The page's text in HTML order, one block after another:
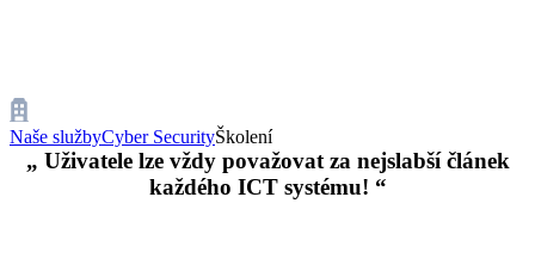
Naše službyCyber SecurityŠkolení
„ Uživatele lze vždy považovat za nejslabší článek
každého ICT systému! “